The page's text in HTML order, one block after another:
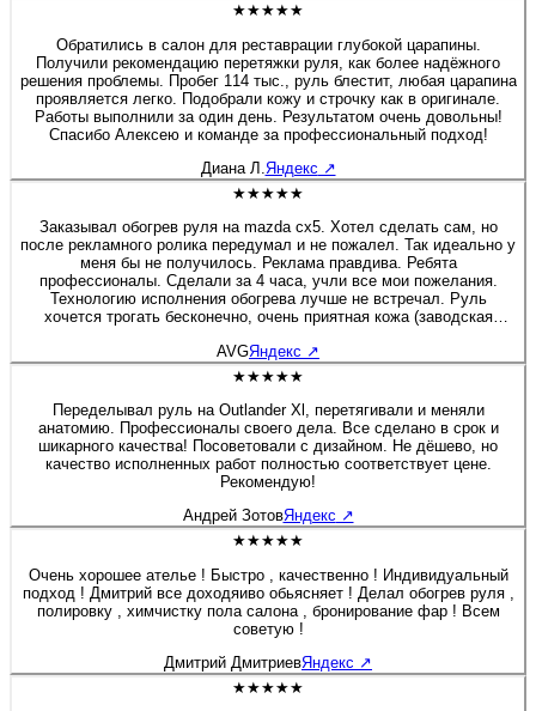
★★★★★
Обратились в салон для реставрации глубокой царапины.
Получили рекомендацию перетяжки руля, как более надёжного
решения проблемы. Пробег 114 тыс., руль блестит, любая царапина
проявляется легко. Подобрали кожу и строчку как в оригинале.
Работы выполнили за один день. Результатом очень довольны!
Спасибо Алексею и команде за профессиональный подход!
Диана Л.Яндекс ↗
★★★★★
Заказывал обогрев руля на mazda cx5. Хотел сделать сам, но
после рекламного ролика передумал и не пожалел. Так идеально у
меня бы не получилось. Реклама правдива. Ребята
профессионалы. Сделали за 4 часа, учли все мои пожелания.
Технологию исполнения обогрева лучше не встречал. Руль
хочется трогать бесконечно, очень приятная кожа (заводская
Уверенно знак качества!
AVGЯндекс ↗
★★★★★
Переделывал руль на Outlander Xl, перетягивали и меняли
анатомию. Профессионалы своего дела. Все сделано в срок и
шикарного качества! Посоветовали с дизайном. Не дёшево, но
качество исполненных работ полностью соответствует цене.
Рекомендую!
Андрей ЗотовЯндекс ↗
★★★★★
Очень хорошее ателье ! Быстро , качественно ! Индивидуальный
подход ! Дмитрий все доходяиво обьясняет ! Делал обогрев руля ,
полировку , химчистку пола салона , бронирование фар ! Всем
советую !
Дмитрий ДмитриевЯндекс ↗
★★★★★